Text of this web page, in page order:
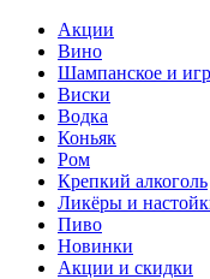
Акции
Вино
Шампанское и
Виски
Водка
Коньяк
Ром
Крепкий алкоголь
Ликёры и
Пиво
Новинки
Акции и скидки